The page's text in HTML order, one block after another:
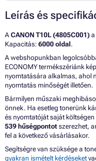
Leírás és
ACANON T10L (4805C001)a
Kapacitás: 6000 oldal.
A webshopunkban
ECONOMY termékszériánk
nyomtatására alkalmas, ahol
nyomtatás minőségét illetően.
Bármilyen műszaki
önnek. Ha esetleg tonerünk
és nyomtatóját saját
539 hűségpontotszerezhet,
fel a következő vásárlásakor.
Segítségre van szüksége a
gyakran ismételt kérdéseket